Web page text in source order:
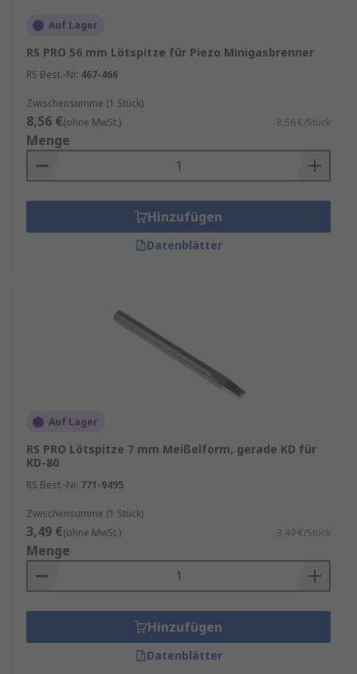
Auf Lager
RS PRO 56 mm Lötspitze für Piezo Minigasbrenner
RS Best.-Nr. 467-466
Zwischensumme (1 Stück)
8,56 €(ohne MwSt.) 8,56 €/Stück
Menge
Hinzufügen
Datenblätter
Auf Lager
RS PRO Lötspitze 7 mm Meißelform, gerade KD für
KD-80
RS Best.-Nr. 771-9495
Zwischensumme (1 Stück)
3,49 €(ohne MwSt.) 3,49 €/Stück
Menge
Hinzufügen
Datenblätter